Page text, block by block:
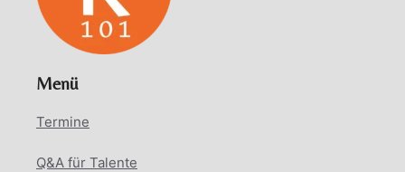
Menü
Termine
Q&A für Talente